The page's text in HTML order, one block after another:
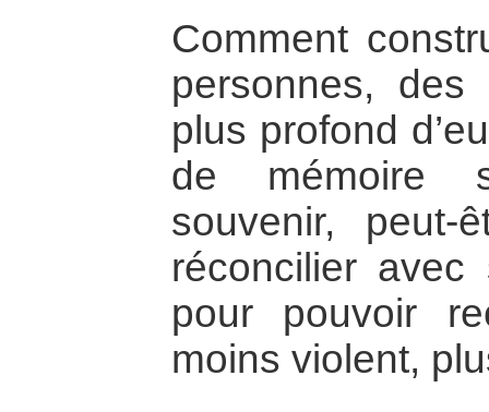
Comment
personnes,
plus profond
de mémoire
souvenir,
réconcilier avec
pour pouvoir
moins violent,